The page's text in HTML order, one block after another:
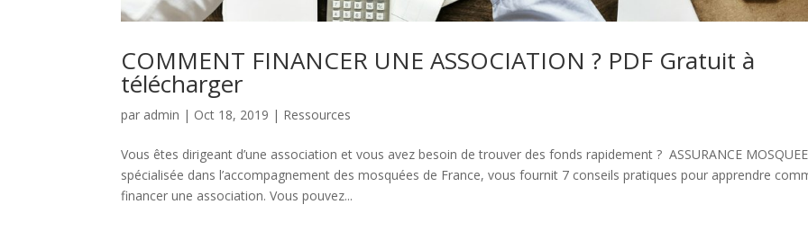
COMMENT FINANCER UNE ASSOCIATION ? PDF Gratuit à
télécharger
par admin | Oct 18, 2019 | Ressources
Vous êtes dirigeant d’une association et vous avez besoin de trouver des fonds rapidement ? ASSURANCE
spécialisée dans l’accompagnement des mosquées de France, vous fournit 7 conseils pratiques pour apprendre
financer une association. Vous pouvez...